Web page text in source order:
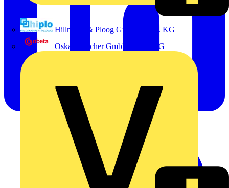
Hillmann & Ploog GmbH & Co. KG
Oskar Böttcher GmbH & Co. KG